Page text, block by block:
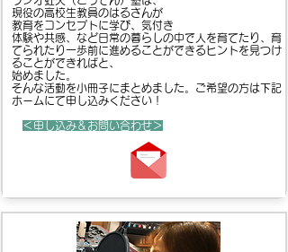
現役の高校生教員のはるさんが
教育をコンセプトに学び、気付き
体験や共感、など日常の暮らしの中で人を育てたり、育
てられたり一歩前に進めることができるヒントを見つけ
ることができればと、
始めました。
そんな活動を小冊子にまとめました。ご希望の方は下記
ホームにて申し込みください！
＜申し込み＆お問い合わせ＞